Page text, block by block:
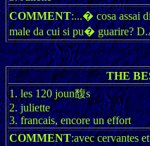
COMMENT:...� cosa assai
male da cui si pu� guarire?
THE
1. les 120 joun馥s
2. juliette
3. francais, encore un effort
COMMENT:avec cervantes